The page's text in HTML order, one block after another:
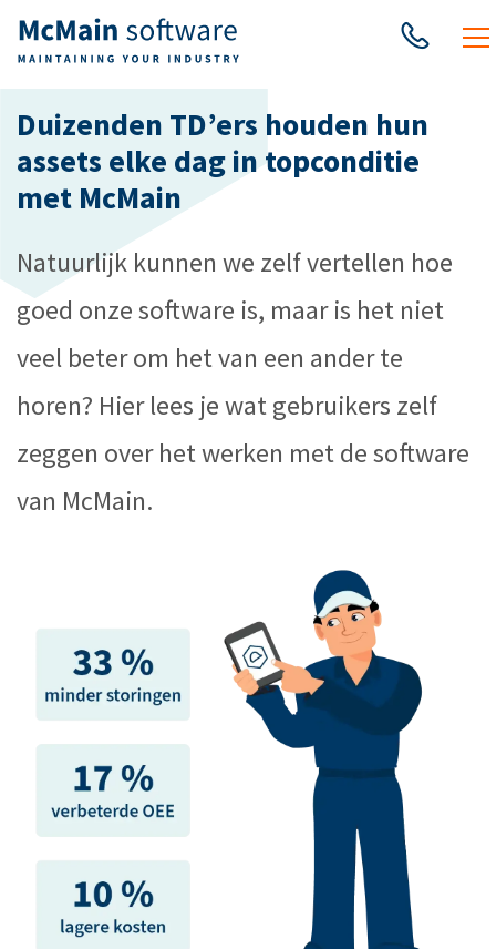
Duizenden TD’ers houden hun
assets elke dag in topconditie
met McMain
Natuurlijk kunnen we zelf vertellen hoe
goed onze software is, maar is het niet
veel beter om het van een ander te
horen? Hier lees je wat gebruikers zelf
zeggen over het werken met de software
van McMain.